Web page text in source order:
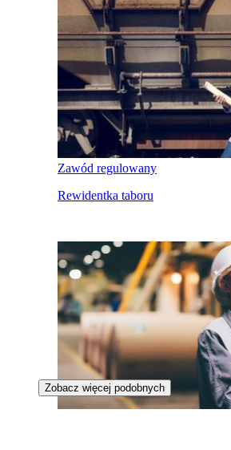
Zawód regulowany
Rewidentka taboru
Zobacz więcej podobnych